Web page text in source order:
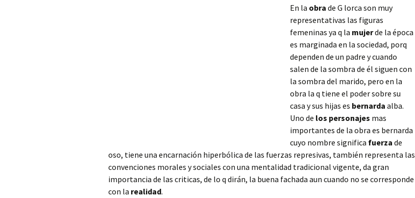
En la obra de G lorca son muy
representativas las figuras
femeninas ya q la mujerde la época
es marginada en la sociedad, porq
dependen de un padre y cuando
salen de la sombra de él siguen con
la sombra del marido, pero en la
obra la q tiene el poder sobre su
casa y sus hijas es bernarda alba.
Uno de los personajes mas
importantes de la obra es bernarda
cuyo nombre significa fuerza de
oso, tiene una encarnación hiperbólica de las fuerzas represivas, también representa las
convenciones morales y sociales con una mentalidad tradicional vigente, da gran
importancia de las criticas, de lo q dirán, la buena fachada aun cuando no se corresponde
con la realidad.